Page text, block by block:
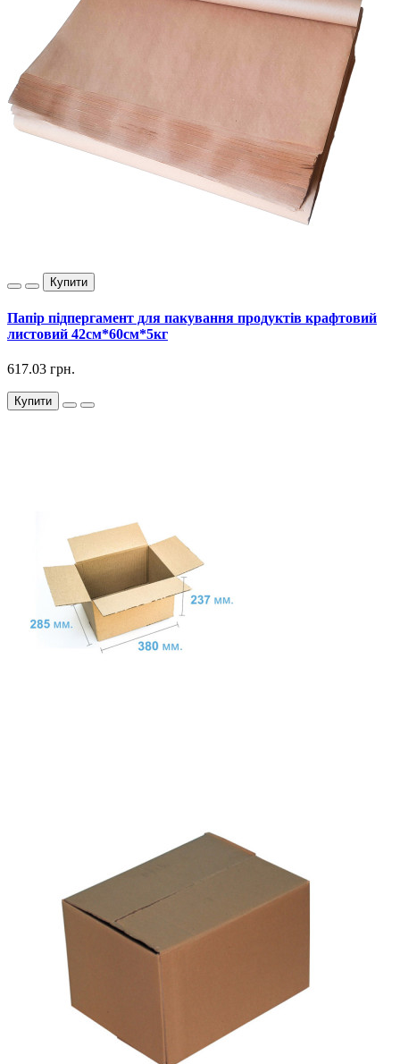
Купити
Папір підпергамент для пакування продуктів крафтовий
листовий 42см*60см*5кг
617.03 грн.
Купити